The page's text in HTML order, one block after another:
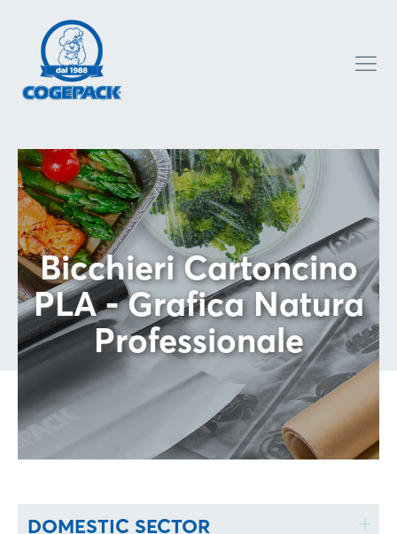
Bicchieri Cartoncino
PLA - Grafica Natura
Professionale
DOMESTIC SECTOR